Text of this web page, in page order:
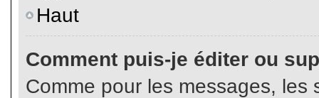
Haut
Comment puis-je éditer ou
Comme pour les messages,